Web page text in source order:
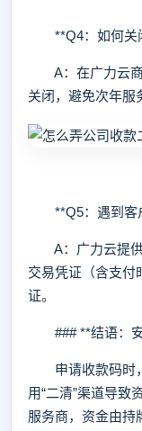
**Q4：如何关
A：在广力云商
关闭，避免次年服
**Q5：遇到客
A：广力云提供
交易凭证（含支付
证。
### **结语：安
申请收款码时，
用“二清”渠道导致
服务商，资金由持